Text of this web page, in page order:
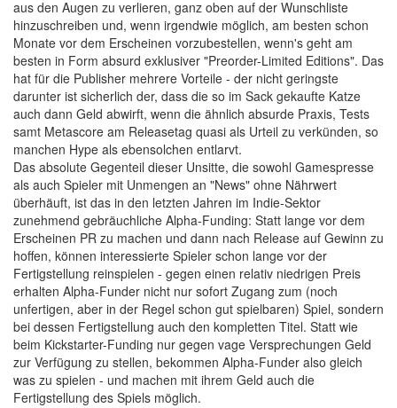
aus den Augen zu verlieren, ganz oben auf der Wunschliste
hinzuschreiben und, wenn irgendwie möglich, am besten schon
Monate vor dem Erscheinen vorzubestellen, wenn's geht am
besten in Form absurd exklusiver "Preorder-Limited Editions". Das
hat für die Publisher mehrere Vorteile - der nicht geringste
darunter ist sicherlich der, dass die so im Sack gekaufte Katze
auch dann Geld abwirft, wenn die ähnlich absurde Praxis, Tests
samt Metascore am Releasetag quasi als Urteil zu verkünden, so
manchen Hype als ebensolchen entlarvt.
Das absolute Gegenteil dieser Unsitte, die sowohl Gamespresse
als auch Spieler mit Unmengen an "News" ohne Nährwert
überhäuft, ist das in den letzten Jahren im Indie-Sektor
zunehmend gebräuchliche Alpha-Funding: Statt lange vor dem
Erscheinen PR zu machen und dann nach Release auf Gewinn zu
hoffen, können interessierte Spieler schon lange vor der
Fertigstellung reinspielen - gegen einen relativ niedrigen Preis
erhalten Alpha-Funder nicht nur sofort Zugang zum (noch
unfertigen, aber in der Regel schon gut spielbaren) Spiel, sondern
bei dessen Fertigstellung auch den kompletten Titel. Statt wie
beim Kickstarter-Funding nur gegen vage Versprechungen Geld
zur Verfügung zu stellen, bekommen Alpha-Funder also gleich
was zu spielen - und machen mit ihrem Geld auch die
Fertigstellung des Spiels möglich.